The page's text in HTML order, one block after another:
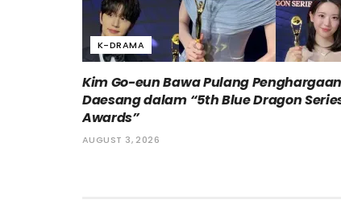
K-DRAMA
Kim Go-eun Bawa Pulang Penghargaan
Daesang dalam “5th Blue Dragon
Awards”
AUGUST 3, 2026